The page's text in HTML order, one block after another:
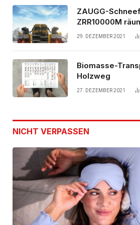
ZAUGG-
ZRR10000M
schwedischen
29. DEZEMBER 2021
Biomasse-
Holzweg
27. DEZEMBER 2021
NICHT VERPASSEN